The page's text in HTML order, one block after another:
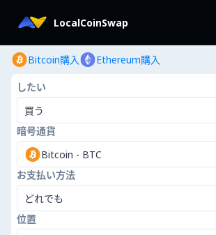
LocalCoinSwap
Bitcoin購入 Ethereum購入
したい
買う
暗号通貨
Bitcoin - BTC
お支払い方法
どれでも
位置